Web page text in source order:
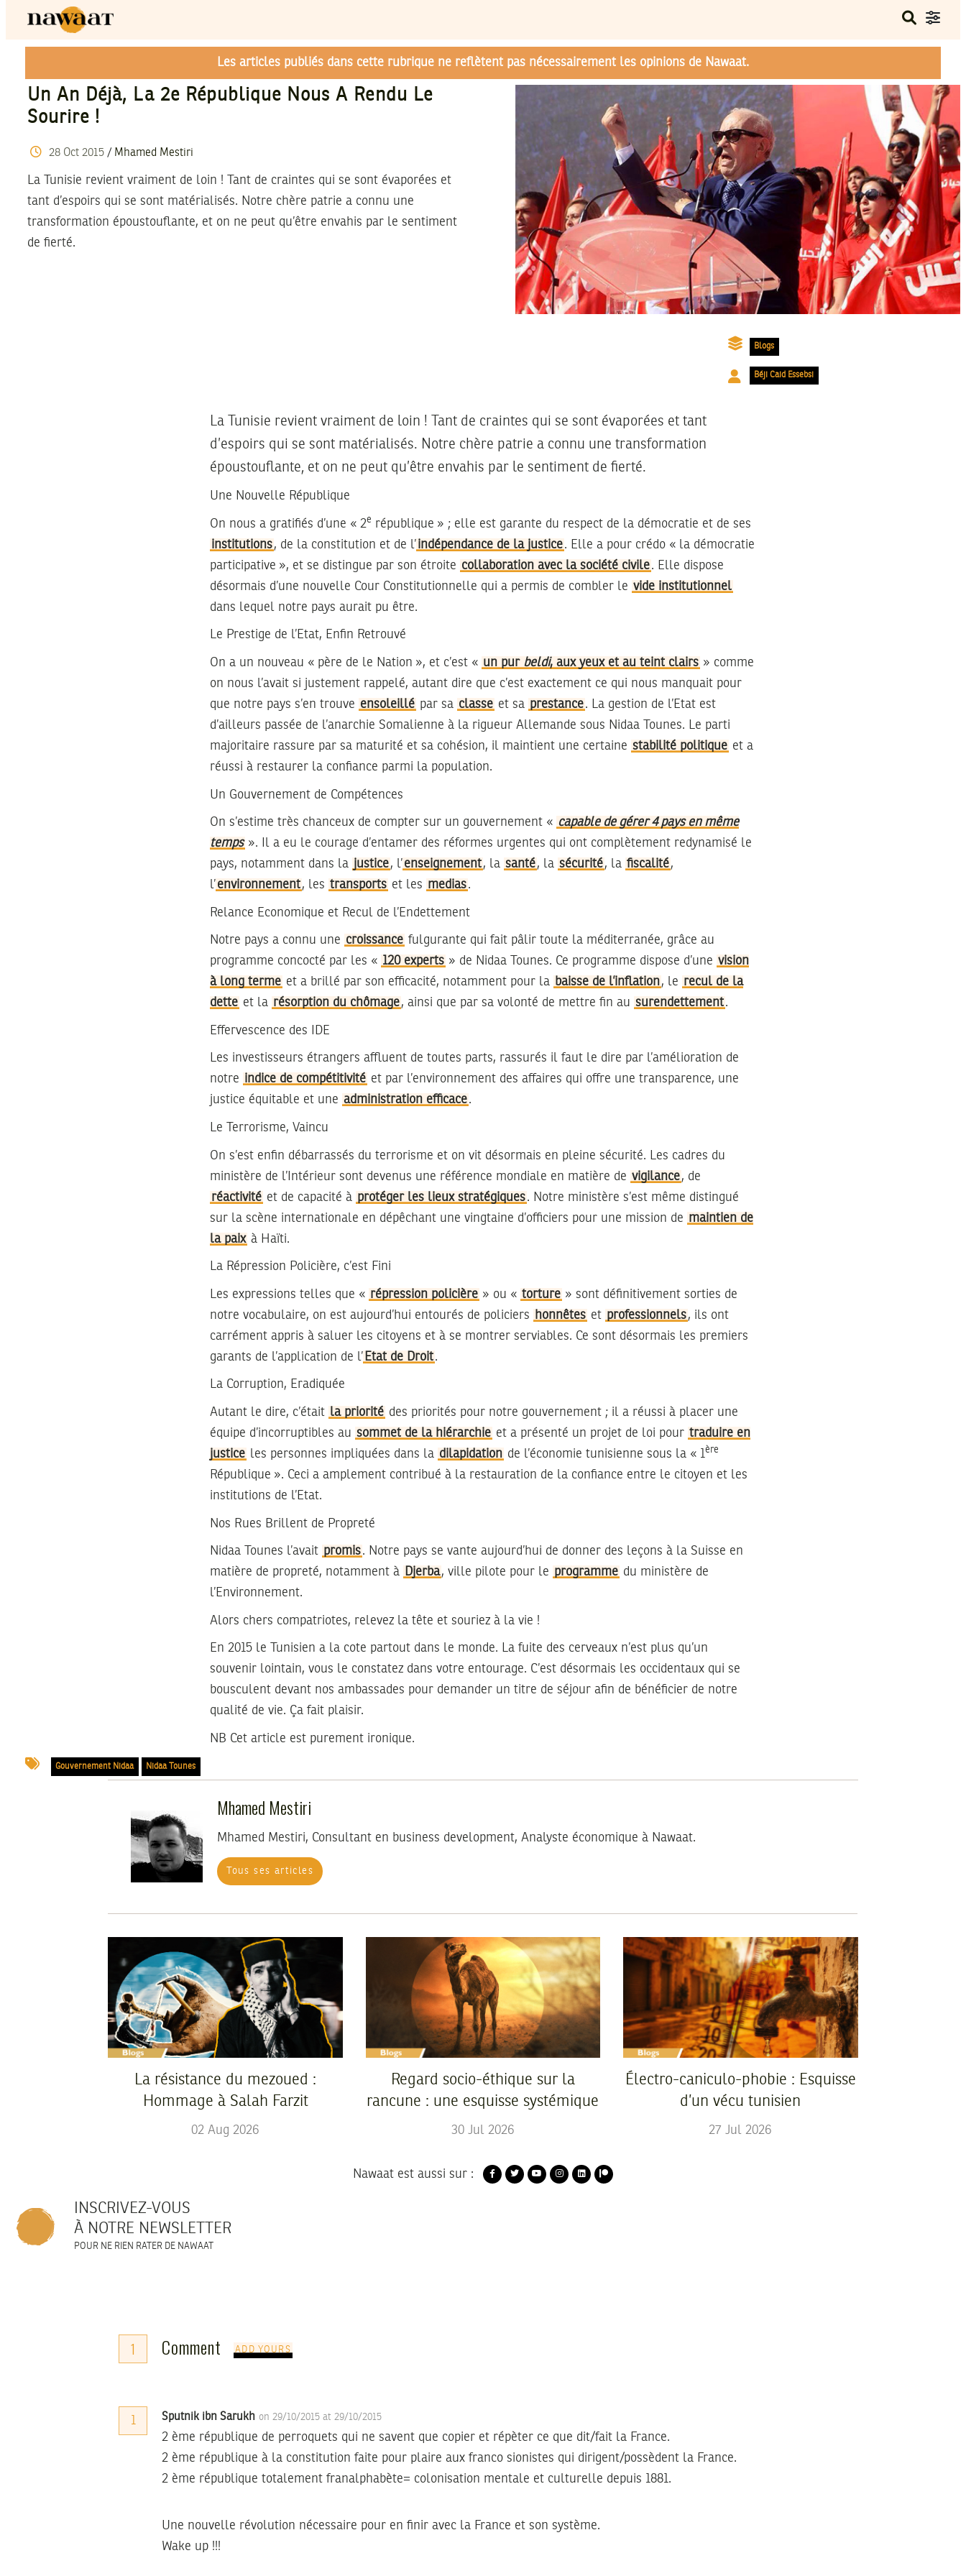
Les articles publiés dans cette rubrique ne reflètent pas nécessairement les opinions de Nawaat.
Un An Déjà, La 2e République Nous A Rendu Le
Sourire !
28 Oct 2015/ Mhamed Mestiri
La Tunisie revient vraiment de loin ! Tant de craintes qui se sont évaporées et
tant d’espoirs qui se sont matérialisés. Notre chère patrie a connu une
transformation époustouflante, et on ne peut qu’être envahis par le sentiment
de fierté.
Blogs
Béji Caid Essebsi
La Tunisie revient vraiment de loin ! Tant de craintes qui se sont évaporées et tant
d’espoirs qui se sont matérialisés. Notre chère patrie a connu une transformation
époustouflante, et on ne peut qu’être envahis par le sentiment de fierté.
Une Nouvelle République
On nous a gratifiés d’une « 2e république » ; elle est garante du respect de la démocratie et de ses
institutions, de la constitution et de l’indépendance de la justice. Elle a pour crédo « la démocratie
participative », et se distingue par son étroite collaboration avec la société civile. Elle dispose
désormais d’une nouvelle Cour Constitutionnelle qui a permis de combler le vide institutionnel
dans lequel notre pays aurait pu être.
Le Prestige de l’Etat, Enfin Retrouvé
On a un nouveau « père de le Nation », et c’est « un pur beldi, aux yeux et au teint clairs » comme
on nous l’avait si justement rappelé, autant dire que c’est exactement ce qui nous manquait pour
que notre pays s’en trouve ensoleillé par sa classe et sa prestance. La gestion de l’Etat est
d’ailleurs passée de l’anarchie Somalienne à la rigueur Allemande sous Nidaa Tounes. Le parti
majoritaire rassure par sa maturité et sa cohésion, il maintient une certaine stabilité politique et a
réussi à restaurer la confiance parmi la population.
Un Gouvernement de Compétences
On s’estime très chanceux de compter sur un gouvernement « capable de gérer 4 pays en même
temps ». Il a eu le courage d’entamer des réformes urgentes qui ont complètement redynamisé le
pays, notamment dans la justice, l’enseignement, la santé, la sécurité, la fiscalité,
l’environnement, les transports et les medias.
Relance Economique et Recul de l’Endettement
Notre pays a connu une croissance fulgurante qui fait pâlir toute la méditerranée, grâce au
programme concocté par les « 120 experts » de Nidaa Tounes. Ce programme dispose d’une vision
à long terme et a brillé par son efficacité, notamment pour la baisse de l’inflation, le recul de la
dette et la résorption du chômage, ainsi que par sa volonté de mettre fin au surendettement.
Effervescence des IDE
Les investisseurs étrangers affluent de toutes parts, rassurés il faut le dire par l’amélioration de
notre indice de compétitivité et par l’environnement des affaires qui offre une transparence, une
justice équitable et une administration efficace.
Le Terrorisme, Vaincu
On s’est enfin débarrassés du terrorisme et on vit désormais en pleine sécurité. Les cadres du
ministère de l’Intérieur sont devenus une référence mondiale en matière de vigilance, de
réactivité et de capacité à protéger les lieux stratégiques. Notre ministère s’est même distingué
sur la scène internationale en dépêchant une vingtaine d’officiers pour une mission de maintien de
la paix à Haïti.
La Répression Policière, c’est Fini
Les expressions telles que « répression policière » ou « torture » sont définitivement sorties de
notre vocabulaire, on est aujourd’hui entourés de policiers
honnêtes et professionnels, ils ont
carrément appris à saluer les citoyens et à se montrer serviables. Ce sont désormais les premiers
garants de l’application de l’ Etat de Droit.
La Corruption, Eradiquée
Autant le dire, c’était la priorité des priorités pour notre gouvernement ; il a réussi à placer une
équipe d’incorruptibles au sommet de la hiérarchie et a présenté un projet de loi pour traduire en
justice les personnes impliquées dans la dilapidation de l’économie tunisienne sous la « 1ère
République ». Ceci a amplement contribué à la restauration de la confiance entre le citoyen et les
institutions de l’Etat.
Nos Rues Brillent de Propreté
Nidaa Tounes l’avait promis. Notre pays se vante aujourd’hui de donner des leçons à la Suisse en
matière de propreté, notamment à Djerba, ville pilote pour le programme du ministère de
l’Environnement.
Alors chers compatriotes, relevez la tête et souriez à la vie !
En 2015 le Tunisien a la cote partout dans le monde. La fuite des cerveaux n’est plus qu’un
souvenir lointain, vous le constatez dans votre entourage. C’est désormais les occidentaux qui se
bousculent devant nos ambassades pour demander un titre de séjour afin de bénéficier de notre
qualité de vie. Ça fait plaisir.
NB Cet article est purement ironique.
Gouvernement Nidaa Nidaa Tounes
Mhamed Mestiri
Mhamed Mestiri, Consultant en business development, Analyste économique à Nawaat.
Tous ses articles
La résistance du mezoued :
Hommage à Salah Farzit
02 Aug 2026
Regard socio-éthique sur la
rancune : une esquisse systémique
30 Jul 2026
Électro-caniculo-phobie : Esquisse
d’un vécu tunisien
27 Jul 2026
Nawaat est aussi sur :
INSCRIVEZ-VOUS
À NOTRE NEWSLETTER
POUR NE RIEN RATER DE NAWAAT
1 Comment ADD YOURS
1 Sputnik ibn Sarukh on 29/10/2015 at 29/10/2015
2 ème république de perroquets qui ne savent que copier et répèter ce que dit/fait la France.
2 ème république à la constitution faite pour plaire aux franco sionistes qui dirigent/possèdent la France.
2 ème république totalement franalphabète= colonisation mentale et culturelle depuis 1881.
Une nouvelle révolution nécessaire pour en finir avec la France et son système.
Wake up !!!